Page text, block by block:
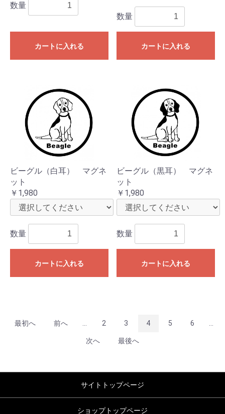
数量
カートに入れる
数量
カートに入れる
ビーグル（白耳） マグネ
ット
￥1,980
数量
カートに入れる
ビーグル（黒耳） マグネ
ット
￥1,980
数量
カートに入れる
最初へ 前へ ... 2 3 4 5 6 ...
次へ 最後へ
サイトトップページ
ショップトップページ